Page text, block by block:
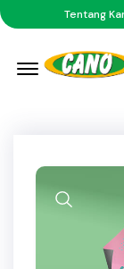
Tentang
Menu Open